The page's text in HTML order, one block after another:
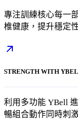
專注訓練核心每一
椎健康，提升穩定
STRENGTH WITH
利用多功能 YBell
暢組合動作同時刺